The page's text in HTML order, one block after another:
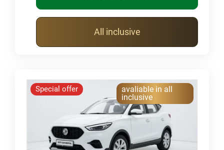
All inclusive
Special offer
avaliable in all
inclusive